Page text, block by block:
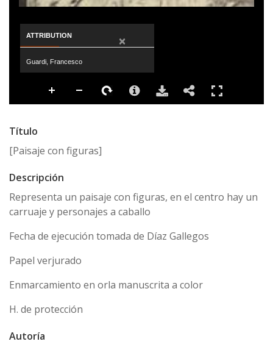
ATTRIBUTION ×
Guardi, Francesco
Título
[Paisaje con figuras]
Descripción
Representa un paisaje con figuras, en el centro hay un
carruaje y personajes a caballo
Fecha de ejecución tomada de Díaz Gallegos
Papel verjurado
Enmarcamiento en orla manuscrita a color
H. de protección
Autoría